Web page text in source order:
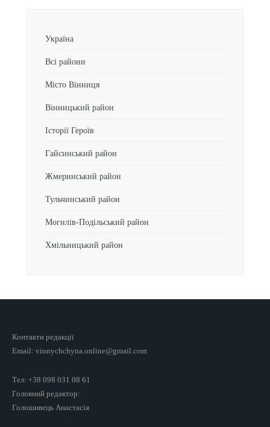
Україна
Всі райони
Місто Вінниця
Вінницький район
Історії Героїв
Гайсинський район
Жмеринський район
Тульчинський район
Могилів-Подільський район
Хмільницький район
Контакти редакції
Email: vinnychchyna.online@gmail.com
Тел: +38 098 031 08 61
Головний редактор:
Голошивець Анастасія